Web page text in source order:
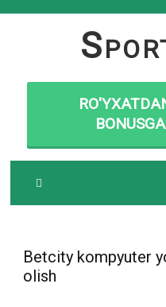
Skip
S
Betcity kompyuter
olish